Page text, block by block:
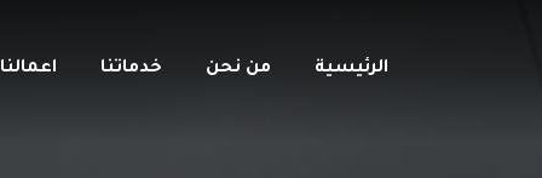
الرئيسية من نحن خدماتنا اعمالنا